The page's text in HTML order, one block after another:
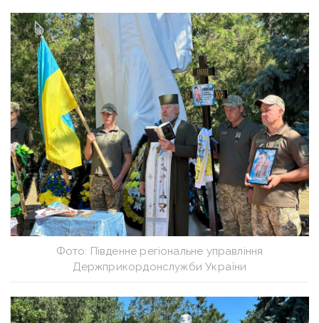
Фото: Південне регіональне управління
Держприкордонслужби України